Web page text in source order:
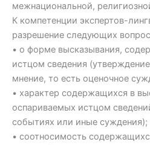
межнациональной,
К компетенции экспертов-
разрешение следующих
• о форме высказывания,
истцом сведения
мнение, то есть оценочное
• характер содержащихся в
оспариваемых истцом
событиях или иные суждения);
• соотносимость